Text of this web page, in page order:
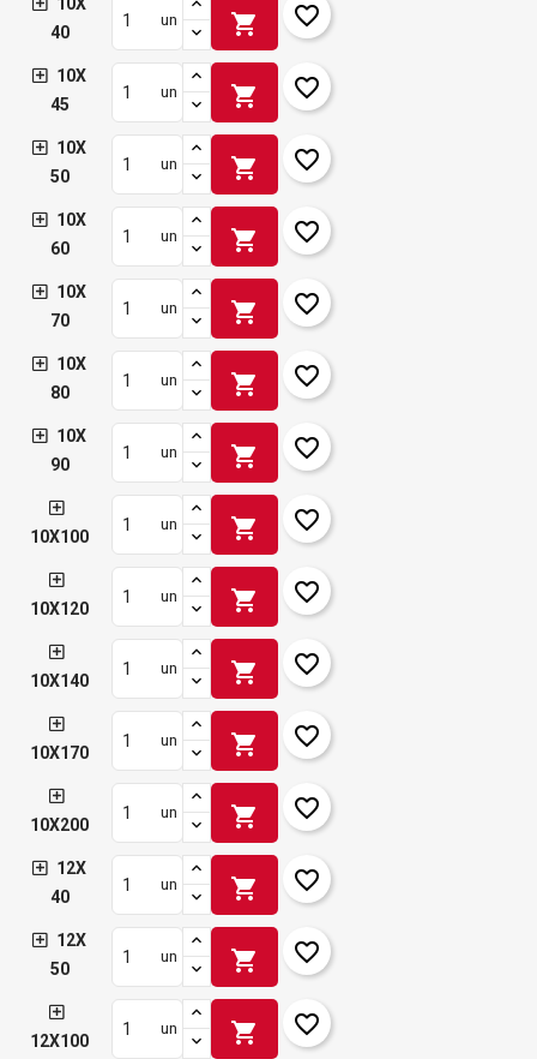
10X
40
un shopping_cart favorite_border
10X
45
un shopping_cart favorite_border
10X
50
un shopping_cart favorite_border
10X
60
un shopping_cart favorite_border
10X
70
un shopping_cart favorite_border
10X
80
un shopping_cart favorite_border
10X
90
un shopping_cart favorite_border
10X100
un shopping_cart favorite_border
10X120
un shopping_cart favorite_border
10X140
un shopping_cart favorite_border
10X170
un shopping_cart favorite_border
10X200
un shopping_cart favorite_border
12X
40
un shopping_cart favorite_border
12X
50
un shopping_cart favorite_border
12X100
un shopping_cart favorite_border